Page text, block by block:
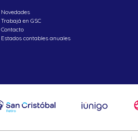
Novedades
Trabajá en GSC
Contacto
Estados contables anuales